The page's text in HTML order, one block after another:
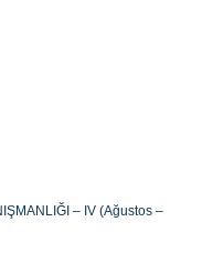
– IV (Ağustos –